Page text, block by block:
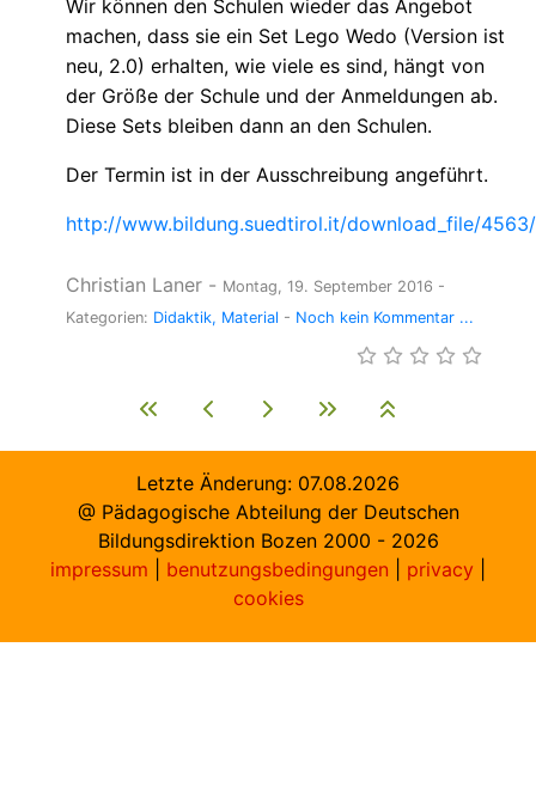
Wir können den Schulen wieder das Angebot
machen, dass sie ein Set Lego Wedo (Version ist
neu, 2.0) erhalten, wie viele es sind, hängt von
der Größe der Schule und der Anmeldungen ab.
Diese Sets bleiben dann an den Schulen.
Der Termin ist in der Ausschreibung angeführt.
http://www.bildung.suedtirol.it/download_file/
Christian Laner - Montag, 19. September 2016 -
Kategorien: Didaktik Material - Noch kein Kommentar ...
Letzte Änderung: 07.08.2026
@ Pädagogische Abteilung der Deutschen
Bildungsdirektion Bozen 2000 - 2026
impressum
benutzungsbedingungen privacy
cookies